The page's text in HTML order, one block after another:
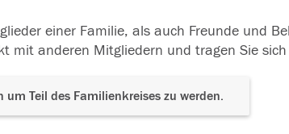
einer Familie, als auch Freunde und
mit anderen Mitgliedern und tragen Sie
um Teil des Familienkreises zu werden.